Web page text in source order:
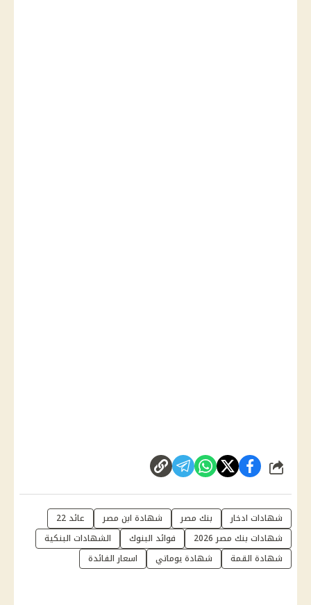
شارك
شهادات ادخار بنك مصر شهادة ابن مصر
عائد 22
شهادات بنك مصر 2026
فوائد البنوك
الشهادات البنكية
شهادة القمة
شهادة يوماتي اسعار الفائدة